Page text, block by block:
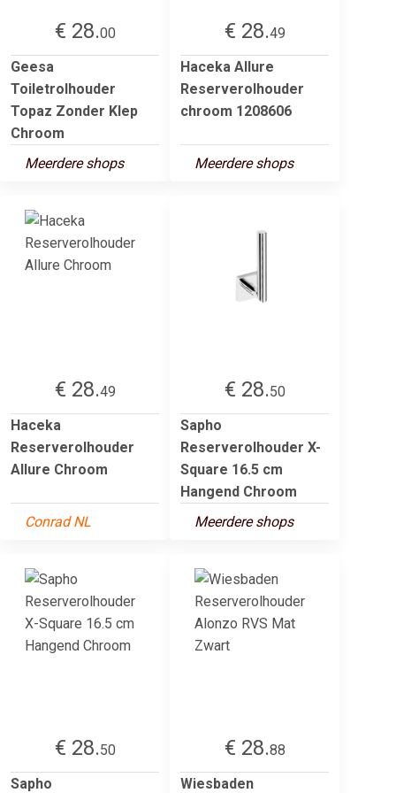
€ 28.00
Geesa
Toiletrolhouder
Topaz Zonder Klep
Chroom
Meerdere shops
€ 28.49
Haceka Allure
Reserverolhouder
chroom 1208606
Meerdere shops
€ 28.49
Haceka
Reserverolhouder
Allure Chroom
Conrad NL
€ 28.50
Sapho
Reserverolhouder X-
Square 16.5 cm
Hangend Chroom
Meerdere shops
€ 28.50
Sapho
€ 28.88
Wiesbaden